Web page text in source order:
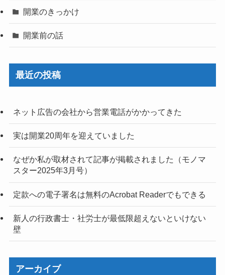
開業のきっかけ
開業前の話
最近の投稿
ネット広告の会社から営業電話がかかってきた
実は開業20周年を迎えていました
なぜか私が取材されて記事が掲載されました（モノマ
スター2025年3月号）
定款への電子署名は無料のAcrobat Readerでもできる
新人の行政書士・社労士が最低限超えないといけない
壁
アーカイブ